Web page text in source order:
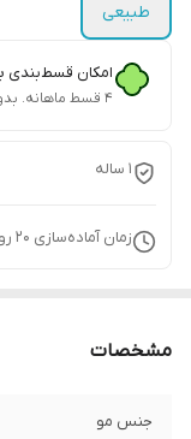
طبیعی
امکان قسط‌بندی
۴ قسط ماهانه. بدون سود، چک و ضامن.
1 ساله
زمان آماده‌سازی 20
مشخصات
جنس مو